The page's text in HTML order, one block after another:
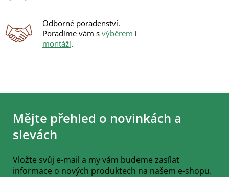
Odborné poradenství.
Poradíme vám s výběrem i
montáží.
Z
Mějte přehled o novinkách a
slevách
Vložte svůj e-mail a my vám budeme zasílat
informace o nových produktech na našem e-shopu.